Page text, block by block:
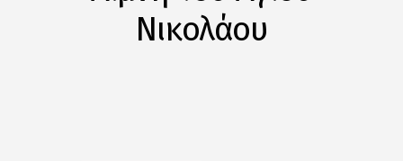
Νικολάου